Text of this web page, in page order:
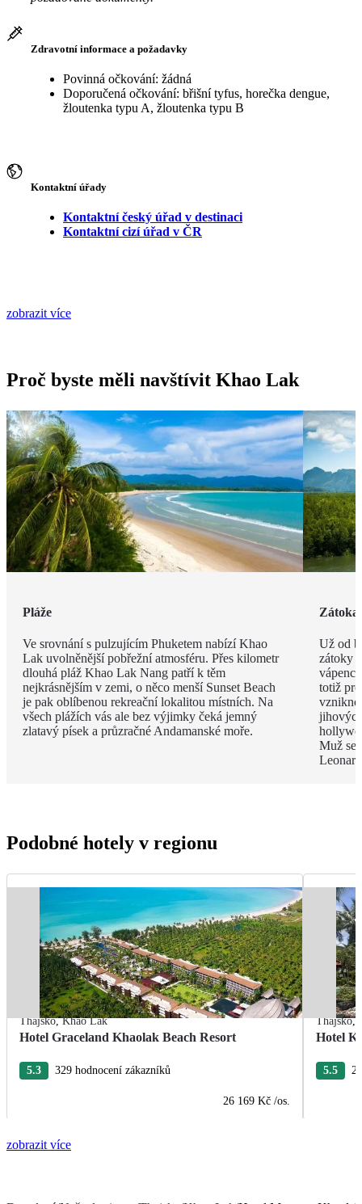
Zdravotní informace a požadavky
Povinná očkování: žádná
Doporučená očkování: břišní tyfus, horečka dengue,
žloutenka typu A, žloutenka typu B
Kontaktní úřady
Kontaktní český úřad v destinaci
Kontaktní cizí úřad v ČR
zobrazit více
Proč byste měli navštívit Khao Lak
Pláže
Ve srovnání s pulzujícím Phuketem nabízí Khao
Lak uvolněnější pobřežní atmosféru. Přes kilometr
dlouhá pláž Khao Lak Nang patří k těm
nejkrásnějším v zemi, o něco menší Sunset Beach
je pak oblíbenou rekreační lokalitou místních. Na
všech plážích vás ale bez výjimky čeká jemný
zlatavý písek a průzračné Andamanské moře.
Zátoka
Už od
zátoky
totiž
Muž se
Podobné hotely v regionu
Thajsko,Khao Lak
Hotel Graceland Khaolak Beach Resort
5.3 329 hodnocení zákazníků
26 169 Kč /os.
Thajsko,
Hotel
5.5
zobrazit více